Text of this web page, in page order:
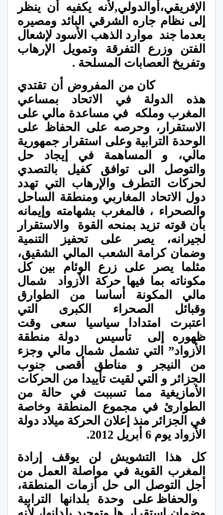
الإفريقي،أوالدولي,لأنه يكفيه أن ينظر
إلى نظام جاره الشرقي البائد ومصيره
بعدما جند موارد الذهب الأسود لإشعال
الفتن وزرع التفرقة وتمويل الإرهاب
وتفريخ العصابات المسلحة .
كان من المفروض أن تقتدي
هذه الدولة في الاتحاد بمساعي
المغرب وملكه في مساعدة مالي على
الاستقرار، وحرصه على الحفاظ على
الوحدة الترابية وعلى استقرار جمهورية
مالي، و المساهمة في إيجاد حل
والتوصل الى توافق كفيل بالتصدي
لحركات التطرف والإرهاب التي تهدد
دول الاتحاد المغاربي ومنطقة الساحل
والصحراء ، فالمغرب بشهامته وإيمانه
بأن قوته تزيد بمنحه القوة
والاستقرار
لجيرانه، يصر على تحفيز التنمية
وضمان كرامة الشعب المالي الشقيق،
مثلما يصر على زرع الوئام بين كل
مكوناته بما فيها حركة الأزواد
شمال
مالي المكونة أساسا من الطوارق
وقبائل الصحراء الكبرى التي
اعتبرت امتدادا سياسيا سعى وقت
ظهوره إلى
تأسيس
دولة منطقة
الأزواد” التي تشمل شمال مالي وجزء
من النيجر و مناطق أقصى جنوب
الجزائر و التي لقيت تأييدا من الحركات
الأمازيغية مما تسببت في حالة من
الطوارئ في مجموع المنطقة وخاصة
في الجزائر منذ إعلان الحركة ميلاد دولة
الأزواد يوم 6 أبريل 2012.
كل هذا التشويش لن يوقف إرادة
المغرب القوية في مواصلة العمل من
أجل التوصل الى حل أزمات المنطقة،
والحفاظ على وحدة بلدانها الترابية